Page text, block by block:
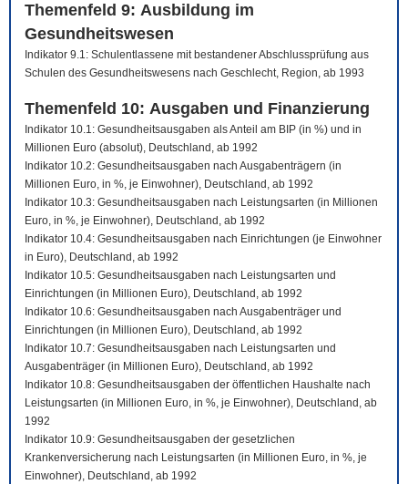
Themenfeld 9: Ausbildung im
Gesundheitswesen
Indikator 9.1: Schulentlassene mit bestandener Abschlussprüfung aus
Schulen des Gesundheitswesens nach Geschlecht, Region, ab 1993
Themenfeld 10: Ausgaben und Finanzierung
Indikator 10.1: Gesundheitsausgaben als Anteil am BIP (in %) und in
Millionen Euro (absolut), Deutschland, ab 1992
Indikator 10.2: Gesundheitsausgaben nach Ausgabenträgern (in
Millionen Euro, in %, je Einwohner), Deutschland, ab 1992
Indikator 10.3: Gesundheitsausgaben nach Leistungsarten (in Millionen
Euro, in %, je Einwohner), Deutschland, ab 1992
Indikator 10.4: Gesundheitsausgaben nach Einrichtungen (je Einwohner
in Euro), Deutschland, ab 1992
Indikator 10.5: Gesundheitsausgaben nach Leistungsarten und
Einrichtungen (in Millionen Euro), Deutschland, ab 1992
Indikator 10.6: Gesundheitsausgaben nach Ausgabenträger und
Einrichtungen (in Millionen Euro), Deutschland, ab 1992
Indikator 10.7: Gesundheitsausgaben nach Leistungsarten und
Ausgabenträger (in Millionen Euro), Deutschland, ab 1992
Indikator 10.8: Gesundheitsausgaben der öffentlichen Haushalte nach
Leistungsarten (in Millionen Euro, in %, je Einwohner), Deutschland, ab
1992
Indikator 10.9: Gesundheitsausgaben der gesetzlichen
Krankenversicherung nach Leistungsarten (in Millionen Euro, in %, je
Einwohner), Deutschland, ab 1992